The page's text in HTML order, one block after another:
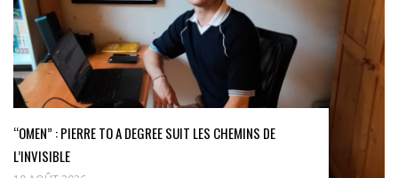
“OMEN” : PIERRE TO A DEGREE SUIT LES CHEMINS DE
L’INVISIBLE